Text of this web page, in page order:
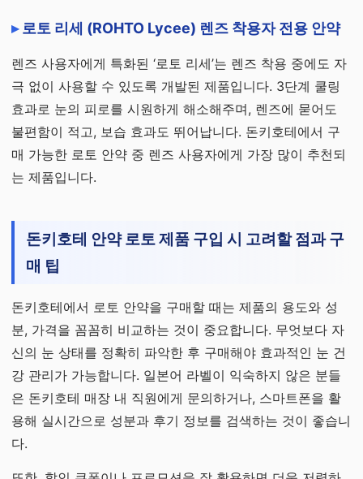
로토 리세 (ROHTO Lycee) 렌즈 착용자 전용 안약
렌즈 사용자에게 특화된 ‘로토 리세’는 렌즈 착용 중에도 자
극 없이 사용할 수 있도록 개발된 제품입니다. 3단계 쿨링
효과로 눈의 피로를 시원하게 해소해주며, 렌즈에 묻어도
불편함이 적고, 보습 효과도 뛰어납니다. 돈키호테에서 구
매 가능한 로토 안약 중 렌즈 사용자에게 가장 많이 추천되
는 제품입니다.
돈키호테 안약 로토 제품 구입 시 고려할 점과 구
매 팁
돈키호테에서 로토 안약을 구매할 때는 제품의 용도와 성
분, 가격을 꼼꼼히 비교하는 것이 중요합니다. 무엇보다 자
신의 눈 상태를 정확히 파악한 후 구매해야 효과적인 눈 건
강 관리가 가능합니다. 일본어 라벨이 익숙하지 않은 분들
은 돈키호테 매장 내 직원에게 문의하거나, 스마트폰을 활
용해 실시간으로 성분과 후기 정보를 검색하는 것이 좋습니
다.